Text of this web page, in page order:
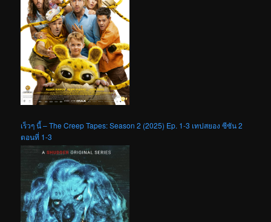
เร็วๆ นี้ – The Creep Tapes: Season 2 (2025) Ep. 1-3 เทปสยอง ซีซัน 2
ตอนที่ 1-3